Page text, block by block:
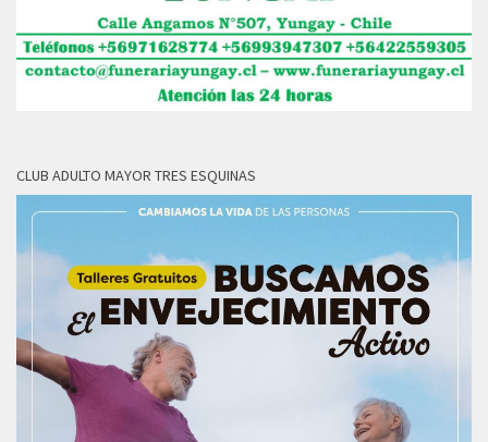
CLUB ADULTO MAYOR TRES ESQUINAS